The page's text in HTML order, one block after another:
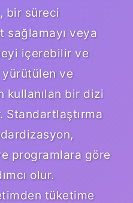
bir süreci
sağlamayı veya
içerebilir ve
yürütülen ve
kullanılan bir dizi
programlara göre
olur.
tüketime